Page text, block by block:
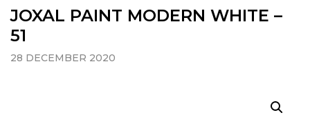
JOXAL PAINT MODERN WHITE –
51
28 DECEMBER 2020